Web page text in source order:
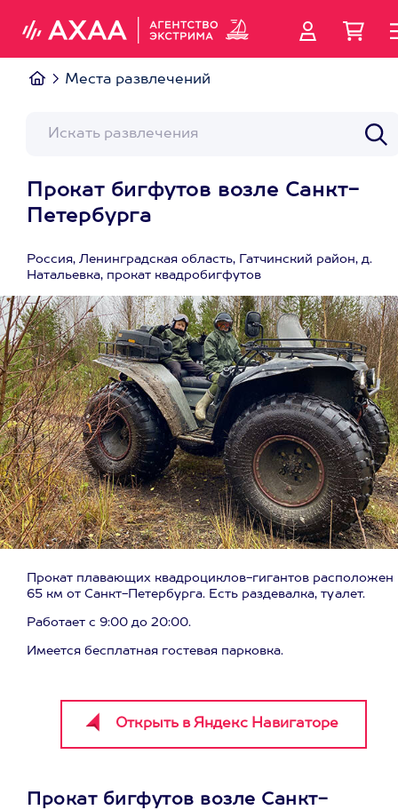
Места развлечений
Прокат бигфутов возле Санкт-
Петербурга
Россия, Ленинградская область, Гатчинский район, д.
Натальевка, прокат квадробигфутов
Прокат плавающих квадроциклов-гигантов расположен
65 км от Санкт-Петербурга. Есть раздевалка, туалет.
Работает с 9:00 до 20:00.
Имеется бесплатная гостевая парковка.
Прокат бигфутов возле Санкт-